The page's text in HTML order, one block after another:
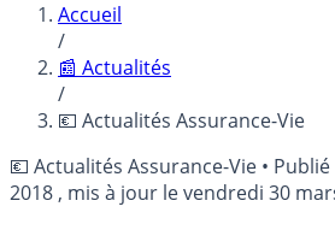
Accueil
/
📰 Actualités
/
💶 Actualités Assurance-Vie
💶 Actualités Assurance-Vie • Publié
2018 , mis à jour levendredi 30